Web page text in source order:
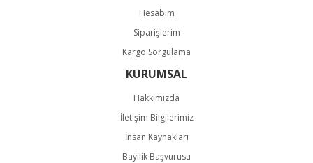
Hesabım
Siparişlerim
Kargo Sorgulama
KURUMSAL
Hakkımızda
İletişim Bilgilerimiz
İnsan Kaynakları
Bayilik Başvurusu